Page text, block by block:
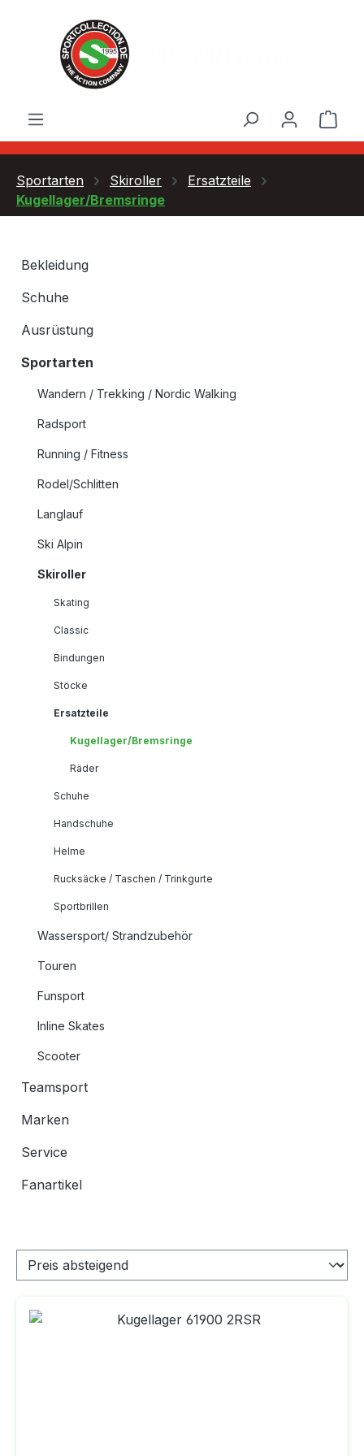
Zum Hauptinhalt springen
Sportarten Skiroller
Ersatzteile
Kugellager/Bremsringe
Bekleidung
Schuhe
Ausrüstung
Sportarten
Wandern / Trekking / Nordic Walking
Radsport
Running / Fitness
Rodel/Schlitten
Langlauf
Ski Alpin
Skiroller
Skating
Classic
Bindungen
Stöcke
Ersatzteile
Kugellager/Bremsringe
Räder
Schuhe
Handschuhe
Helme
Rucksäcke / Taschen / Trinkgurte
Sportbrillen
Wassersport/ Strandzubehör
Touren
Funsport
Inline Skates
Scooter
Teamsport
Marken
Service
Fanartikel